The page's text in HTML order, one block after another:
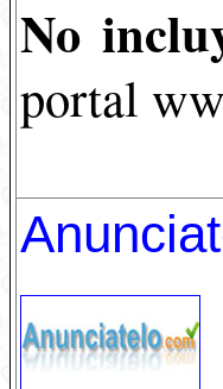
No
portal